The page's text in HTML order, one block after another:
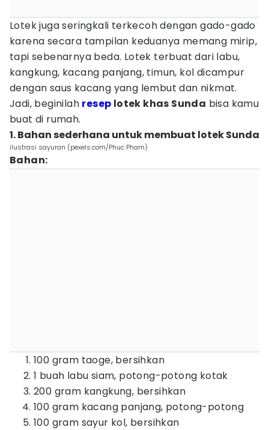
Lotek juga seringkali terkecoh dengan gado-gado
karena secara tampilan keduanya memang mirip,
tapi sebenarnya beda. Lotek terbuat dari labu,
kangkung, kacang panjang, timun, kol dicampur
dengan saus kacang yang lembut dan nikmat.
Jadi, beginilah resep lotek khas Sunda bisa kamu
buat di rumah.
1. Bahan sederhana untuk membuat lotek Sunda
ilustrasi sayuran (pexels.com/Phuc Pham)
Bahan:
100 gram taoge, bersihkan
1 buah labu siam, potong-potong kotak
200 gram kangkung, bersihkan
100 gram kacang panjang, potong-potong
100 gram sayur kol, bersihkan